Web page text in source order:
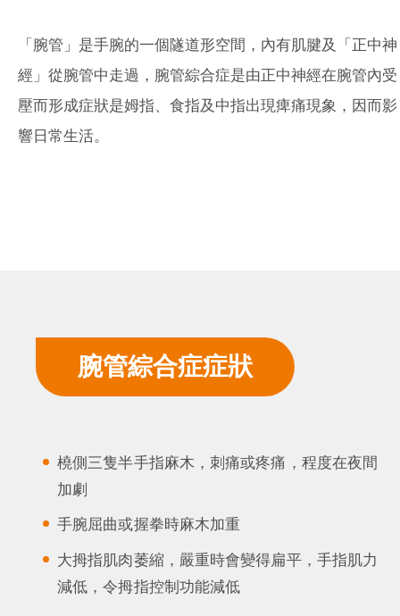
「腕管」是手腕的一個隧道形空間，內有肌腱及「正中神
經」從腕管中走過，腕管綜合症是由正中神經在腕管內受
壓而形成症狀是姆指、食指及中指出現痺痛現象，因而影
響日常生活。
腕管綜合症症狀
橈側三隻半手指麻木，刺痛或疼痛，程度在夜間
加劇
手腕屈曲或握拳時麻木加重
大拇指肌肉萎縮，嚴重時會變得扁平，手指肌力
減低，令拇指控制功能減低